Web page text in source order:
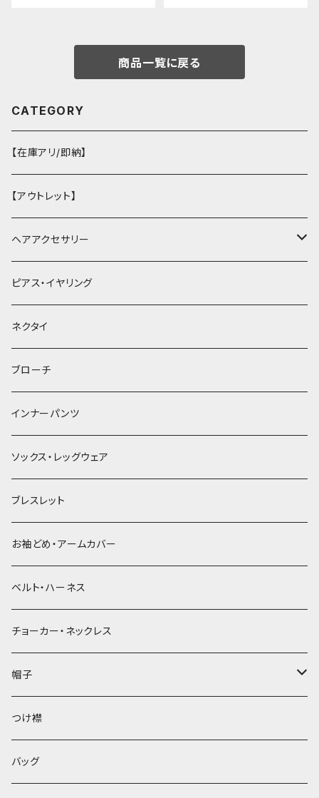
商品一覧に戻る
CATEGORY
【在庫アリ/即納】
【アウトレット】
ヘアアクセサリー
ヘアクリップ
ヘッドドレス・カチューシャ
ヘアゴム
簪
ピアス・イヤリング
ネクタイ
ブローチ
インナーパンツ
ソックス・レッグウェア
ブレスレット
お袖どめ・アームカバー
ベルト・ハーネス
チョーカー・ネックレス
帽子
ベレー帽
つけ襟
バッグ